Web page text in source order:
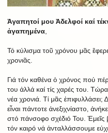
Ἀγαπητοί μου Ἀδελφοί καί
ἀγαπημένα
Τό κύλισμα τοῦ χρόνου μᾶς
χρονιᾶς.
Γιά τόν καθένα ὁ χρόνος πού
του ἀλλά καί τίς χαρές του.
νέα χρονιά. Τί μᾶς ἐπιφυλλάσει;
εἶναι πάντοτε ἀνεξιχνίαστο,
στό πάνσοφο σχέδιό Του. Ἐμεῖς
τόν καιρό νά ἀνταλλάσσουμε